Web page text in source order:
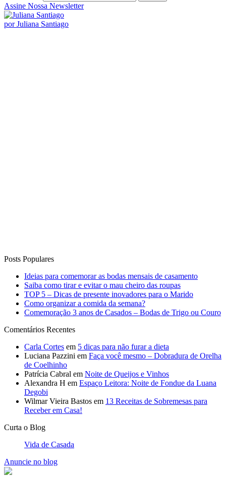
Assine Nossa Newsletter
por Juliana Santiago
Posts Populares
Ideias para comemorar as bodas mensais de casamento
Saiba como tirar e evitar o mau cheiro das roupas
TOP 5 – Dicas de presente inovadores para o Marido
Como organizar a comida da semana?
Comemoração 3 anos de Casados – Bodas de Trigo ou Couro
Comentários Recentes
Carla Cortes em 5 dicas para não furar a dieta
Luciana Pazzini em Faça você mesmo – Dobradura de Orelha
de Coelhinho
Patrícia Cabral em Noite de Queijos e Vinhos
Alexandra H em Espaço Leitora: Noite de Fondue da Luana
Degobi
Wilmar Vieira Bastos em 13 Receitas de Sobremesas para
Receber em Casa!
Curta o Blog
Vida de Casada
Anuncie no blog